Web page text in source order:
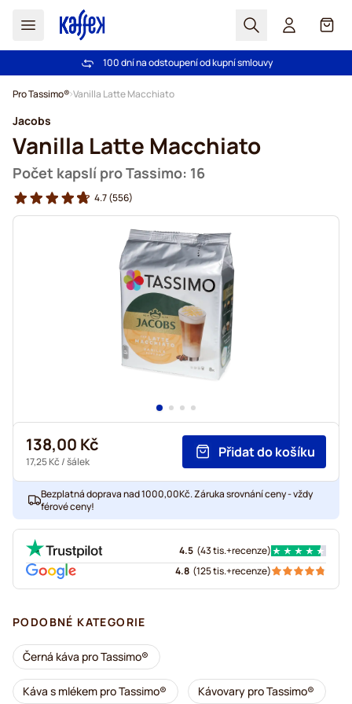
Hledat Košík
Bezplatná doprava nad 1000,00Kč
100 dní na odstoupení od kupní smlouvy
Pro Tassimo® Vanilla Latte Macchiato
Jacobs
Vanilla Latte Macchiato
Počet kapslí pro Tassimo: 16
4.7(556)
138,00 Kč
17,25 Kč / šálek
Přidat do košíku
Bezplatná doprava nad 1000,00Kč. Záruka srovnání ceny - vždy
férové ceny!
4.5 (43 tis.+recenze)
4.8 (125 tis.+recenze)
PODOBNÉ KATEGORIE
Černá káva pro Tassimo®
Káva s mlékem pro Tassimo® Kávovary pro Tassimo®